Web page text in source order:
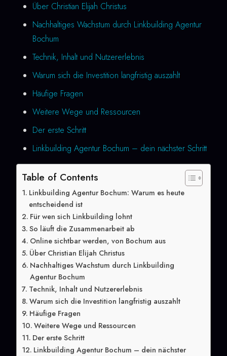
Über Christian Elijah Christus
Nachhaltiges Wachstum durch Linkbuilding Agentur
Bochum
Technik, Inhalt und Nutzererlebnis
Warum sich die Investition langfristig auszahlt
Häufige Fragen
Weitere Wege und Ressourcen
Der erste Schritt
Linkbuilding Agentur Bochum – dein nächster Schritt
Table of Contents
Linkbuilding Agentur Bochum: Warum es heute
entscheidend ist
Für wen sich Linkbuilding lohnt
So läuft die Zusammenarbeit ab
Online sichtbar werden, von Bochum aus
Über Christian Elijah Christus
Nachhaltiges Wachstum durch Linkbuilding
Agentur Bochum
Technik, Inhalt und Nutzererlebnis
Warum sich die Investition langfristig auszahlt
Häufige Fragen
Weitere Wege und Ressourcen
Der erste Schritt
Linkbuilding Agentur Bochum – dein nächster